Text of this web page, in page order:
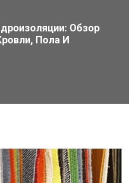
Обзор
Пола И